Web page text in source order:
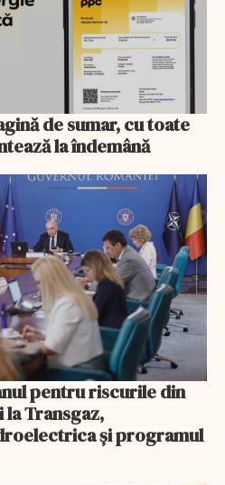
de sumar, cu toate
la îndemână
pentru riscurile din
Transgaz,
și programul